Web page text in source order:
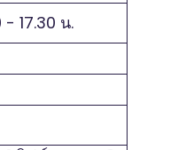
17.30 น.